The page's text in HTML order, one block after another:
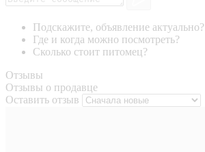
Подскажите, объявление актуально?
Где и когда можно посмотреть?
Сколько стоит питомец?
Отзывы
Отзывы о продавце
Оставить отзыв